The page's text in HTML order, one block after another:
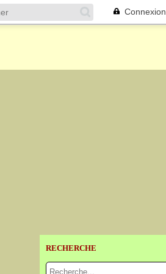
Connexion
RECHERCHE